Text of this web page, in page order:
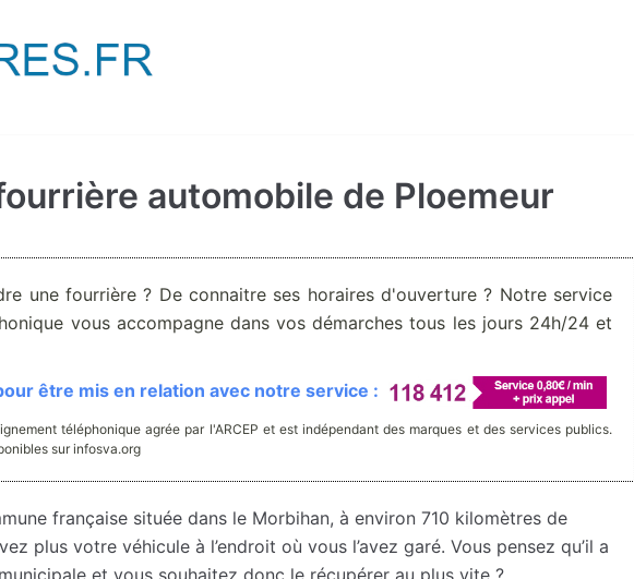
automobile de Ploemeur
une fourrière ? De connaitre ses horaires d'ouverture ? Notre service
vous accompagne dans vos démarches tous les jours 24h/24 et
être mis en relation avec notre service :
téléphonique agrée par l'ARCEP et est indépendant des marques et des services publics.
sur infosva.org
française située dans le Morbihan, à environ 710 kilomètres de
plus votre véhicule à l’endroit où vous l’avez garé. Vous pensez qu’il a
et vous souhaitez donc le récupérer au plus vite ?